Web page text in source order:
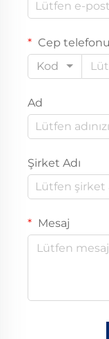
Cep telefonu
Kod
Ad
Şirket Adı
Mesaj